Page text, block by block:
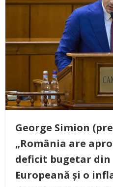
George Simion
„România are
deficit bugetar din
Europeană și o